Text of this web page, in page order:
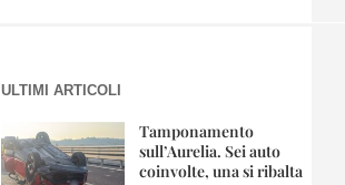
ULTIMI ARTICOLI
Tamponamento
sull’Aurelia. Sei auto
coinvolte, una si ribalta